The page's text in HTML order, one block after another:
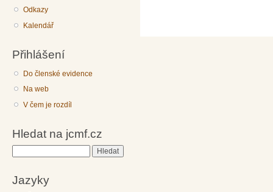
Odkazy
Kalendář
Přihlášení
Do členské evidence
Na web
V čem je rozdíl
Hledat na jcmf.cz
Jazyky